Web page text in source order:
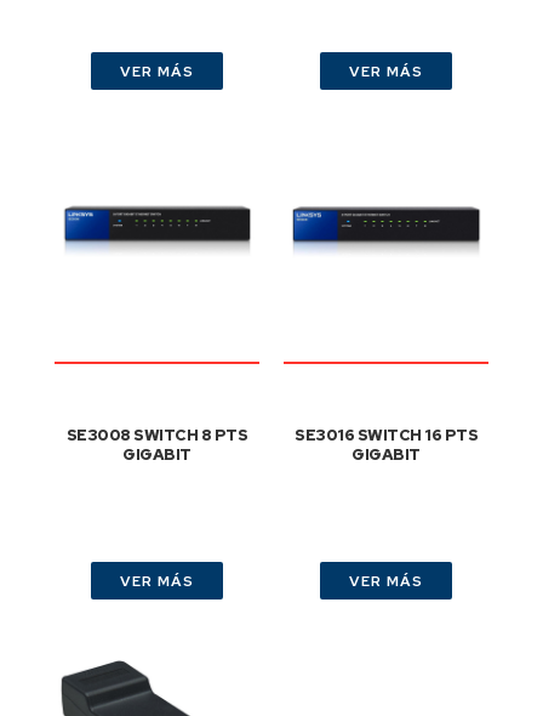
VER MÁS VER MÁS
SE3008 SWITCH 8 PTS
GIGABIT
VER MÁS
SE3016 SWITCH 16 PTS
GIGABIT
VER MÁS